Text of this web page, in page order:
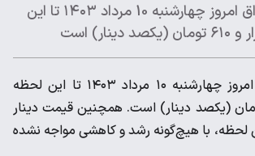
قیمت دینار عراق امروز چهارشنبه 10 مرداد ۱۴۰۳ تا این
است
قیمت دینار عراق امروز چهارشنبه ۱۰ مرداد ۱۴۰۳ تا این لحظه
هزار و ۶۱۰ تومان (یکصد دینار) است. همچنین قیمت دینار
لحظه، با هیچ‌گونه رشد و کاهشی مواجه نشده